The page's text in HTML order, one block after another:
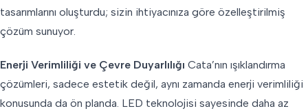
tasarımlarını oluşturdu; sizin ihtiyacınıza göre özelleştirilmiş
çözüm sunuyor.
Enerji Verimliliği ve Çevre Duyarlılığı Cata’nın ışıklandırma
çözümleri, sadece estetik değil, aynı zamanda enerji verimliliği
konusunda da ön planda. LED teknolojisi sayesinde daha az